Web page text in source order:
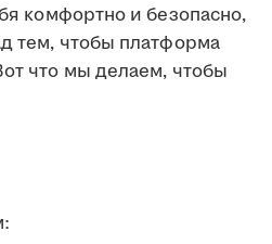
комфортно и безопасно,
тем, чтобы платформа
что мы делаем, чтобы